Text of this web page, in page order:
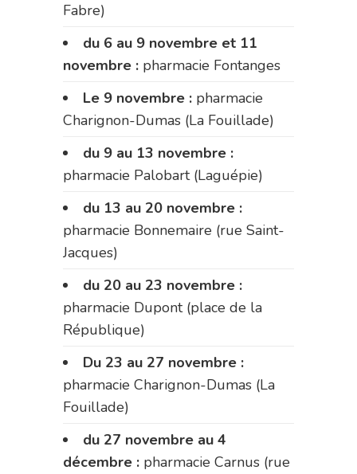
Fabre)
du 6 au 9 novembre et 11
novembre : pharmacie Fontanges
Le 9 novembre : pharmacie
Charignon-Dumas (La Fouillade)
du 9 au 13 novembre :
pharmacie Palobart (Laguépie)
du 13 au 20 novembre :
pharmacie Bonnemaire (rue Saint-
Jacques)
du 20 au 23 novembre :
pharmacie Dupont (place de la
République)
Du 23 au 27 novembre :
pharmacie Charignon-Dumas (La
Fouillade)
du 27 novembre au 4
décembre : pharmacie Carnus (rue